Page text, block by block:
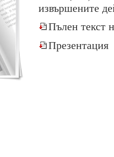
извършените
Пълен текст
Презентация